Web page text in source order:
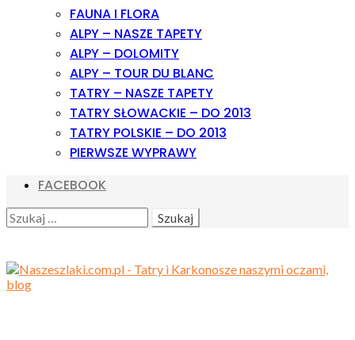
FAUNA I FLORA
ALPY – NASZE TAPETY
ALPY – DOLOMITY
ALPY – TOUR DU BLANC
TATRY – NASZE TAPETY
TATRY SŁOWACKIE – DO 2013
TATRY POLSKIE – DO 2013
PIERWSZE WYPRAWY
FACEBOOK
SEARCH
SZUKAJ: